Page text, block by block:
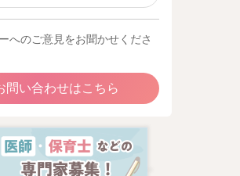
へのご意見をお聞かせくださ
問い合わせはこちら